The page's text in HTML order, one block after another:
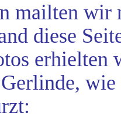
mailten wir
diese
erhielten
wie